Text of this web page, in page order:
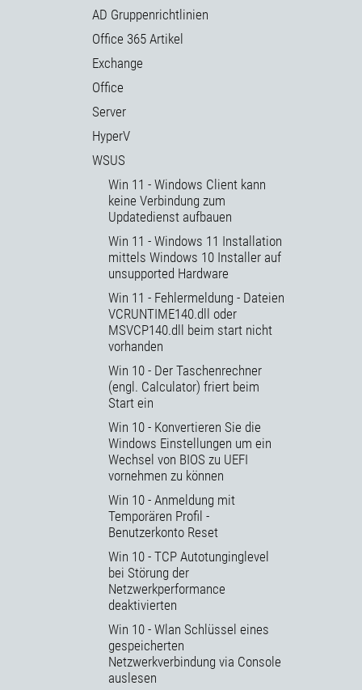
AD Gruppenrichtlinien
Office 365 Artikel
Exchange
Office
Server
HyperV
WSUS
Win 11 - Windows Client kann
keine Verbindung zum
Updatedienst aufbauen
Win 11 - Windows 11 Installation
mittels Windows 10 Installer auf
unsupported Hardware
Win 11 - Fehlermeldung - Dateien
VCRUNTIME140.dll oder
MSVCP140.dll beim start nicht
vorhanden
Win 10 - Der Taschenrechner
(engl. Calculator) friert beim
Start ein
Win 10 - Konvertieren Sie die
Windows Einstellungen um ein
Wechsel von BIOS zu UEFI
vornehmen zu können
Win 10 - Anmeldung mit
Temporären Profil -
Benutzerkonto Reset
Win 10 - TCP Autotunginglevel
bei Störung der
Netzwerkperformance
deaktivierten
Win 10 - Wlan Schlüssel eines
gespeicherten
Netzwerkverbindung via Console
auslesen